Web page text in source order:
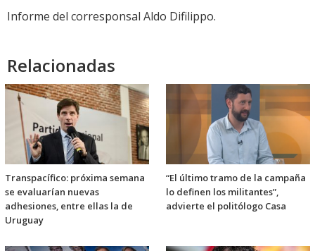
Informe del corresponsal Aldo Difilippo.
Relacionadas
Transpacífico: próxima semana
se evaluarían nuevas
adhesiones, entre ellas la de
Uruguay
“El último tramo de la campaña
lo definen los militantes”,
advierte el politólogo Casa